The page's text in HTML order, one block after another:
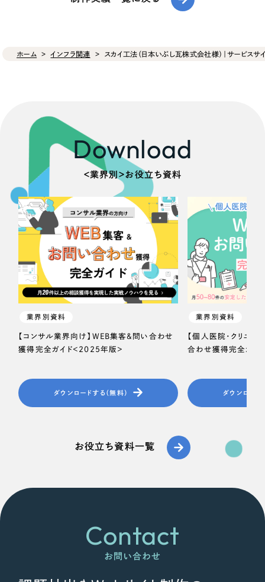
ホーム インフラ関連 スカイ工法（日本いぶし瓦株式会社様）｜サービスサ
Download
＜業界別＞お役立ち資料
業界別資料
【コンサル業界向け】WEB集客＆問い合わせ
獲得完全ガイド＜2025年版＞
ダウンロードする（無料）
業界別資料
【個人医院・クリニッ
合わせ獲得完全ガイ
ダウンロード
お役立ち資料一覧
Contact
お問い合わせ